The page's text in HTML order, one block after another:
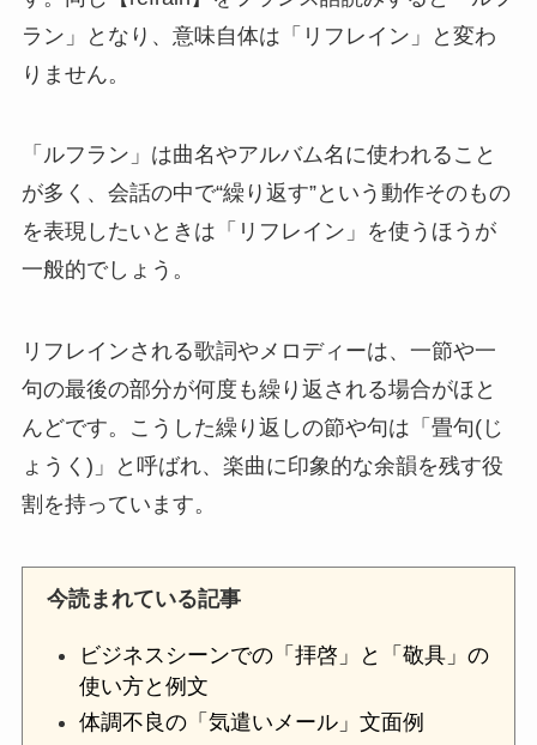
ラン」となり、意味自体は「リフレイン」と変わ
りません。
「ルフラン」は曲名やアルバム名に使われること
が多く、会話の中で“繰り返す”という動作そのもの
を表現したいときは「リフレイン」を使うほうが
一般的でしょう。
リフレインされる歌詞やメロディーは、一節や一
句の最後の部分が何度も繰り返される場合がほと
んどです。こうした繰り返しの節や句は「畳句(じ
ょうく)」と呼ばれ、楽曲に印象的な余韻を残す役
割を持っています。
今読まれている記事
ビジネスシーンでの「拝啓」と「敬具」の
使い方と例文
体調不良の「気遣いメール」文面例